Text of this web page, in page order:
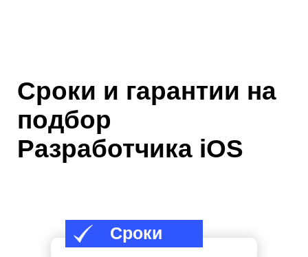
Сроки и гарантии на
подбор
Разработчика iOS
Сроки